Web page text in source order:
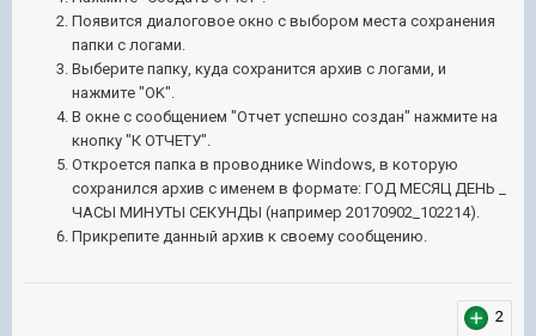
Появится диалоговое окно с выбором места сохранения
папки с логами.
Выберите папку, куда сохранится архив с логами, и
нажмите "OK".
В окне с сообщением "Отчет успешно создан" нажмите на
кнопку "К ОТЧЕТУ".
Откроется папка в проводнике Windows, в которую
сохранился архив с именем в формате: ГОД МЕСЯЦ ДЕНЬ _
ЧАСЫ МИНУТЫ СЕКУНДЫ (например 20170902_102214).
Прикрепите данный архив к своему сообщению.
2